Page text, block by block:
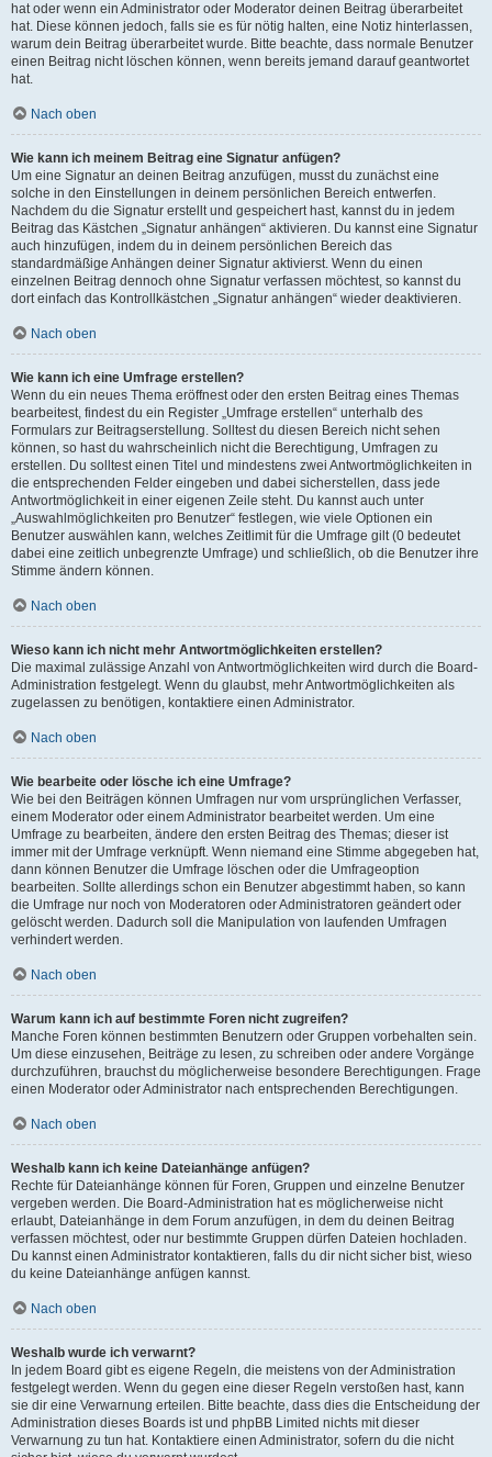
hat oder wenn ein Administrator oder Moderator deinen Beitrag überarbeitet
hat. Diese können jedoch, falls sie es für nötig halten, eine Notiz hinterlassen,
warum dein Beitrag überarbeitet wurde. Bitte beachte, dass normale Benutzer
einen Beitrag nicht löschen können, wenn bereits jemand darauf geantwortet
hat.
Nach oben
Wie kann ich meinem Beitrag eine Signatur anfügen?
Um eine Signatur an deinen Beitrag anzufügen, musst du zunächst eine
solche in den Einstellungen in deinem persönlichen Bereich entwerfen.
Nachdem du die Signatur erstellt und gespeichert hast, kannst du in jedem
Beitrag das Kästchen „Signatur anhängen“ aktivieren. Du kannst eine Signatur
auch hinzufügen, indem du in deinem persönlichen Bereich das
standardmäßige Anhängen deiner Signatur aktivierst. Wenn du einen
einzelnen Beitrag dennoch ohne Signatur verfassen möchtest, so kannst du
dort einfach das Kontrollkästchen „Signatur anhängen“ wieder deaktivieren.
Nach oben
Wie kann ich eine Umfrage erstellen?
Wenn du ein neues Thema eröffnest oder den ersten Beitrag eines Themas
bearbeitest, findest du ein Register „Umfrage erstellen“ unterhalb des
Formulars zur Beitragserstellung. Solltest du diesen Bereich nicht sehen
können, so hast du wahrscheinlich nicht die Berechtigung, Umfragen zu
erstellen. Du solltest einen Titel und mindestens zwei Antwortmöglichkeiten in
die entsprechenden Felder eingeben und dabei sicherstellen, dass jede
Antwortmöglichkeit in einer eigenen Zeile steht. Du kannst auch unter
„Auswahlmöglichkeiten pro Benutzer“ festlegen, wie viele Optionen ein
Benutzer auswählen kann, welches Zeitlimit für die Umfrage gilt (0 bedeutet
dabei eine zeitlich unbegrenzte Umfrage) und schließlich, ob die Benutzer ihre
Stimme ändern können.
Nach oben
Wieso kann ich nicht mehr Antwortmöglichkeiten erstellen?
Die maximal zulässige Anzahl von Antwortmöglichkeiten wird durch die Board-
Administration festgelegt. Wenn du glaubst, mehr Antwortmöglichkeiten als
zugelassen zu benötigen, kontaktiere einen Administrator.
Nach oben
Wie bearbeite oder lösche ich eine Umfrage?
Wie bei den Beiträgen können Umfragen nur vom ursprünglichen Verfasser,
einem Moderator oder einem Administrator bearbeitet werden. Um eine
Umfrage zu bearbeiten, ändere den ersten Beitrag des Themas; dieser ist
immer mit der Umfrage verknüpft. Wenn niemand eine Stimme abgegeben hat,
dann können Benutzer die Umfrage löschen oder die Umfrageoption
bearbeiten. Sollte allerdings schon ein Benutzer abgestimmt haben, so kann
die Umfrage nur noch von Moderatoren oder Administratoren geändert oder
gelöscht werden. Dadurch soll die Manipulation von laufenden Umfragen
verhindert werden.
Nach oben
Warum kann ich auf bestimmte Foren nicht zugreifen?
Manche Foren können bestimmten Benutzern oder Gruppen vorbehalten sein.
Um diese einzusehen, Beiträge zu lesen, zu schreiben oder andere Vorgänge
durchzuführen, brauchst du möglicherweise besondere Berechtigungen. Frage
einen Moderator oder Administrator nach entsprechenden Berechtigungen.
Nach oben
Weshalb kann ich keine Dateianhänge anfügen?
Rechte für Dateianhänge können für Foren, Gruppen und einzelne Benutzer
vergeben werden. Die Board-Administration hat es möglicherweise nicht
erlaubt, Dateianhänge in dem Forum anzufügen, in dem du deinen Beitrag
verfassen möchtest, oder nur bestimmte Gruppen dürfen Dateien hochladen.
Du kannst einen Administrator kontaktieren, falls du dir nicht sicher bist, wieso
du keine Dateianhänge anfügen kannst.
Nach oben
Weshalb wurde ich verwarnt?
In jedem Board gibt es eigene Regeln, die meistens von der Administration
festgelegt werden. Wenn du gegen eine dieser Regeln verstoßen hast, kann
sie dir eine Verwarnung erteilen. Bitte beachte, dass dies die Entscheidung der
Administration dieses Boards ist und phpBB Limited nichts mit dieser
Verwarnung zu tun hat. Kontaktiere einen Administrator, sofern du die nicht